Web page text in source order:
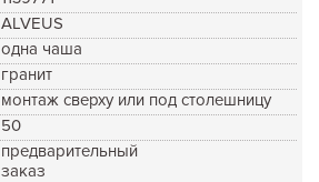
ALVEUS
одна чаша
гранит
монтаж сверху или под столешницу
50
предварительный
заказ